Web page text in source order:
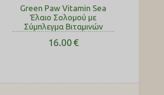
Green Paw Vitamin Sea
Έλαιο Σολοµού με
Σύμπλεγμα Βιταμινών
16.00€